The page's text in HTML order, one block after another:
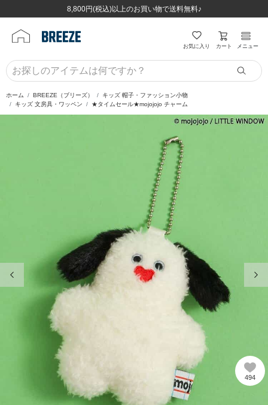
8,800円(税込)以上のお買い物で送料無料♪
ほぼ全品半額！！8/12(水)お昼12:59まで！！
8,800円(税込)以上のお買い物で送料無料♪
ほぼ全品半額！！8/12(水)お昼12:59まで！！
お気に入り カート メニュー
ホーム BREEZE（ブリーズ）
キッズ 帽子・ファッション小物
キッズ 文房具・ワッペン
★タイムセール★mojojojo チャーム
494